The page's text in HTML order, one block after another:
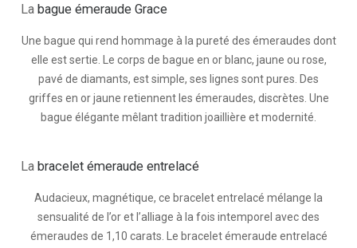
Labague émeraude Grace
Une bague qui rend hommage à la pureté des émeraudes dont
elle est sertie. Le corps de bague en or blanc, jaune ou rose,
pavé de diamants, est simple, ses lignes sont pures. Des
griffes en or jaune retiennent les émeraudes, discrètes. Une
bague élégante mêlant tradition joaillière et modernité.
Labracelet émeraude entrelacé
Audacieux, magnétique, ce bracelet entrelacé mélange la
sensualité de l’or et l’alliage à la fois intemporel avec des
émeraudes de 1,10 carats. Le bracelet émeraude entrelacé